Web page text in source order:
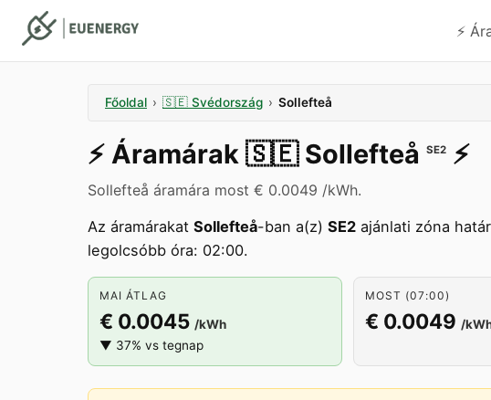
⚡️
Főoldal › 🇸🇪 Svédország › Sollefteå
⚡️ Áramárak 🇸🇪 Sollefteå SE2 ⚡️
Sollefteå áramára most € 0.0049 /kWh.
Az áramárakat Sollefteå-ban a(z) SE2 ajánlati zóna
legolcsóbb óra: 02:00.
MAI ÁTLAG
€ 0.0045 /kWh
▼ 37% vs tegnap
MOST (07:00)
€ 0.0049 /